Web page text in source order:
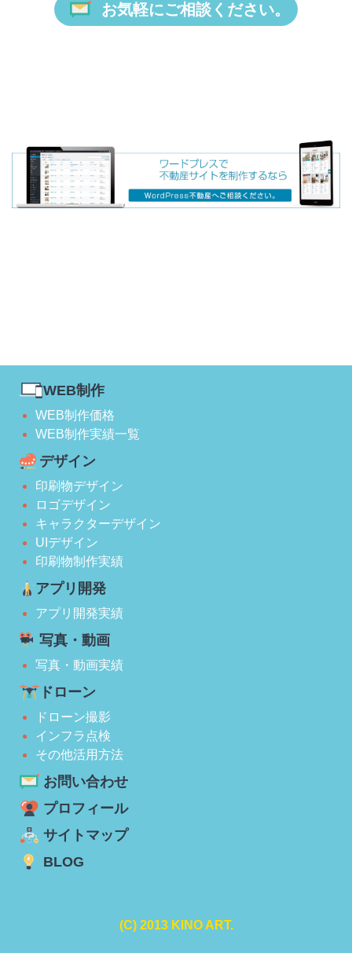
お気軽にご相談ください。
WEB制作
WEB制作価格
WEB制作実績一覧
デザイン
印刷物デザイン
ロゴデザイン
キャラクターデザイン
UIデザイン
印刷物制作実績
アプリ開発
アプリ開発実績
写真・動画
写真・動画実績
ドローン
ドローン撮影
インフラ点検
その他活用方法
お問い合わせ
プロフィール
サイトマップ
BLOG
(C) 2013 KINO ART.